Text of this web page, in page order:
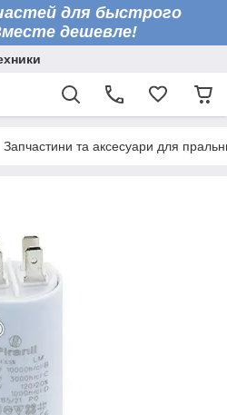
для быстрого
дешевле!
Запчастини та аксесуари для